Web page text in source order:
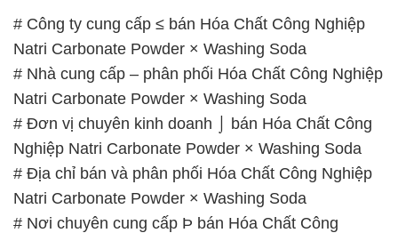
# Công ty cung cấp ≤ bán Hóa Chất Công Nghiệp
Natri Carbonate Powder × Washing Soda
# Nhà cung cấp – phân phối Hóa Chất Công Nghiệp
Natri Carbonate Powder × Washing Soda
# Đơn vị chuyên kinh doanh ⌡ bán Hóa Chất Công
Nghiệp Natri Carbonate Powder × Washing Soda
# Địa chỉ bán và phân phối Hóa Chất Công Nghiệp
Natri Carbonate Powder × Washing Soda
# Nơi chuyên cung cấp Þ bán Hóa Chất Công